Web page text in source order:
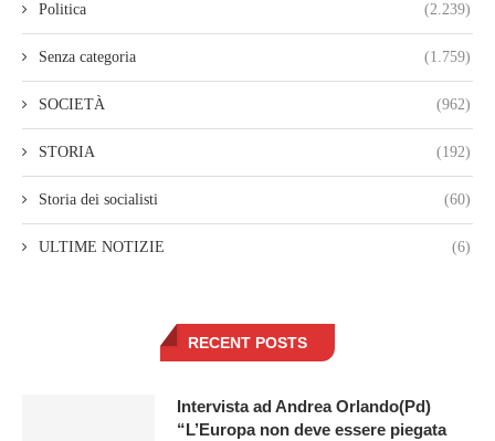
Politica (2.239)
Senza categoria (1.759)
SOCIETÀ (962)
STORIA (192)
Storia dei socialisti (60)
ULTIME NOTIZIE (6)
RECENT POSTS
Intervista ad Andrea Orlando(Pd)
“L’Europa non deve essere piegata